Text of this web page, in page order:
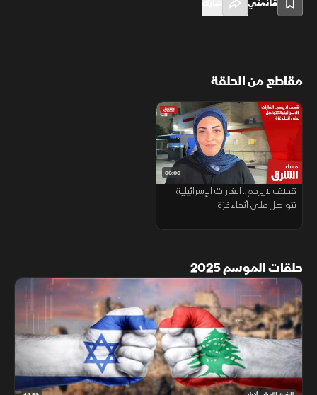
قائمتي
مقاطع من الحلقة
06:00
قصف لا يرحم.. الغارات الإسرائيلية
تتواصل على أنحاء غزة
حلقات الموسم 2025